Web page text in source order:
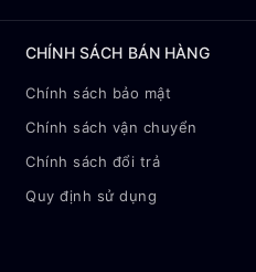
CHÍNH SÁCH BÁN HÀNG
Chính sách bảo mật
Chính sách vận chuyển
Chính sách đổi trả
Quy định sử dụng